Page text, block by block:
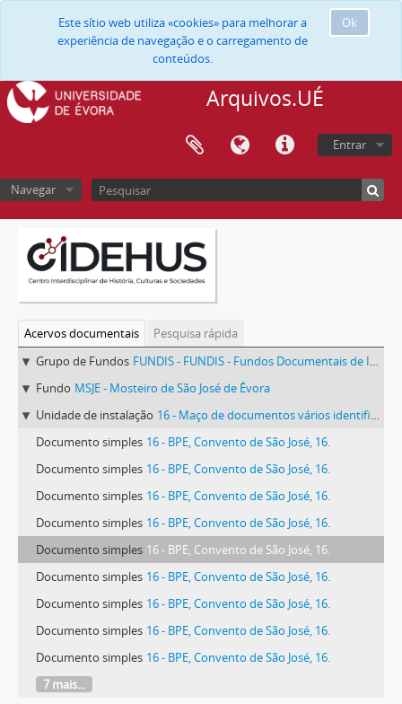
Ok
Este sítio web utiliza «cookies» para melhorar a
experiência de navegação e o carregamento de
conteúdos.
Arquivos.UÉ
Entrar
Navegar
Acervos documentais
Pesquisa rápida
Grupo de Fundos FUNDIS - FUNDIS - Fundos Documentais de Instituições do Sul
Fundo MSJE - Mosteiro de São José de Évora
Unidade de instalação 16 - Maço de documentos vários identificado com o número 16.
Documento simples 16 - BPE, Convento de São José, 16.
Documento simples 16 - BPE, Convento de São José, 16.
Documento simples 16 - BPE, Convento de São José, 16.
Documento simples 16 - BPE, Convento de São José, 16.
Documento simples 16 - BPE, Convento de São José, 16.
Documento simples 16 - BPE, Convento de São José, 16.
Documento simples 16 - BPE, Convento de São José, 16.
Documento simples 16 - BPE, Convento de São José, 16.
Documento simples 16 - BPE, Convento de São José, 16.
7 mais...